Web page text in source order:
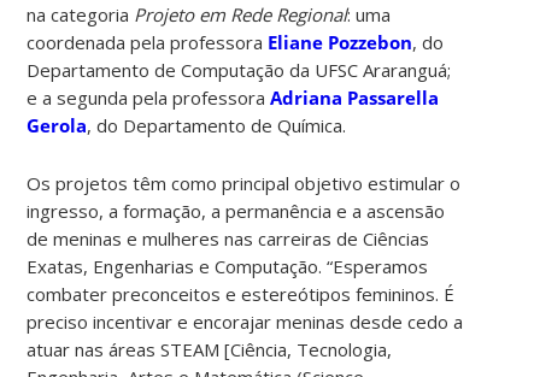
na categoria Projeto em Rede Regional: uma
coordenada pela professora Eliane Pozzebon, do
Departamento de Computação da UFSC Araranguá;
e a segunda pela professoraAdriana Passarella
Gerola, do Departamento de Química.
Os projetos têm como principal objetivo estimular o
ingresso, a formação, a permanência e a ascensão
de meninas e mulheres nas carreiras de Ciências
Exatas, Engenharias e Computação.“Esperamos
combater preconceitos e estereótipos femininos. É
preciso incentivar e encorajar meninas desde cedo a
atuar nas áreas STEAM [Ciência, Tecnologia,